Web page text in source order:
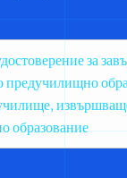
за
предучилищно
образование